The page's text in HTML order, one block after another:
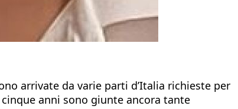
arrivate da varie parti d’Italia richieste per
anni sono giunte ancora tante